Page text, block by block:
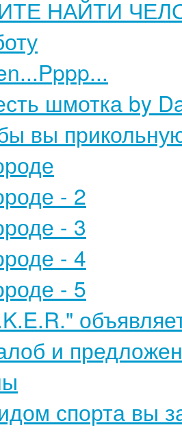
НАЙТИ
шмотка by
вы
- 2
- 3
- 4
- 5
и
спорта вы